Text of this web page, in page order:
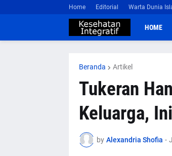
Home Editorial Warta Dunia
HOME
Beranda Artikel
Tukeran
Keluarga,
by Alexandria Shofia -